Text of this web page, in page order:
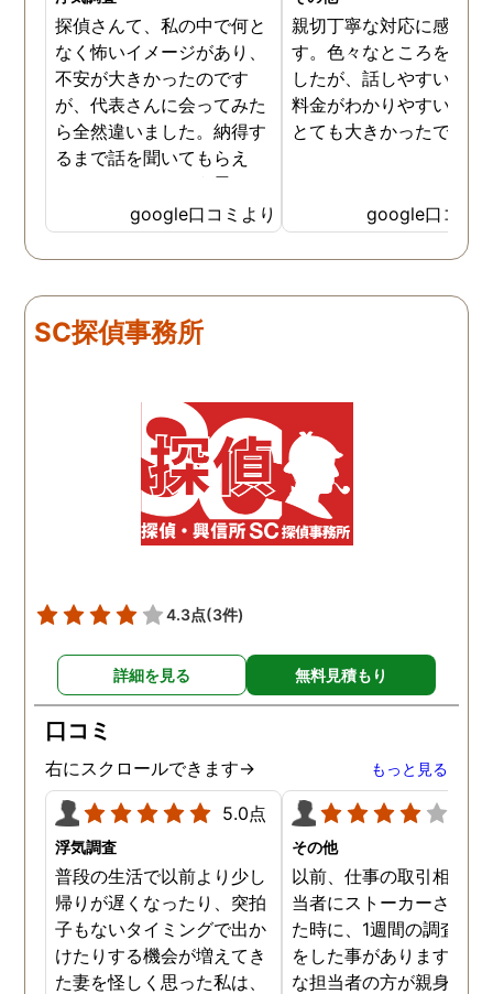
探偵さんて、私の中で何と
なく怖いイメージがあり、
不安が大きかったのです
が、代表さんに会ってみた
ら全然違いました。納得す
るまで話を聞いてもらえ
て、ここならという思いで
依頼しました。代表さんが
私と一緒に戦ってくれてる
感じがして、心強かったで
現在離婚調停中です。弁護
士さんも紹介してもらえて
google口コミより
親切丁寧な対応に感謝し
す。色々なところを探し
したが、話しやすいこと
料金がわかりやすいこと
とても大きかったです。
google口コミ
SC探偵事務所
4.3点(3件)
詳細を見る 無料見積もり
口コミ
右にスクロールできます→ もっと見る
5.0点
浮気調査
普段の生活で以前より少し
帰りが遅くなったり、突拍
子もないタイミングで出か
けたりする機会が増えてき
た妻を怪しく思った私は、
その他
以前、仕事の取引相手の
当者にストーカーされて
た時に、1週間の調査依頼
をした事があります。親
な担当者の方が親身にな